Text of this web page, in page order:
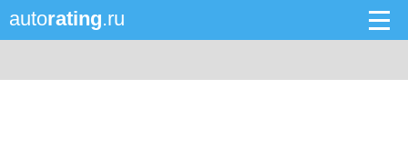
autorating.ru